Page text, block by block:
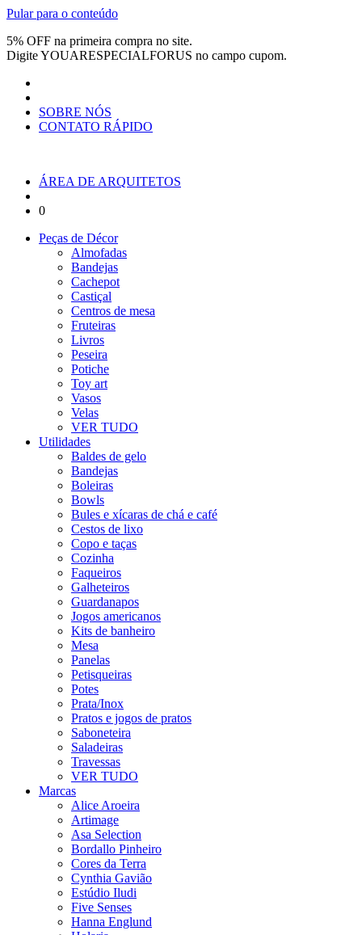
Pular para o conteúdo
5% OFF na primeira compra no site.
DigiteYOUARESPECIALFORUS no campo cupom.
SOBRE NÓS
CONTATO RÁPIDO
ÁREA DE ARQUITETOS
0
Peças de Décor
Almofadas
Bandejas
Cachepot
Castiçal
Centros de mesa
Fruteiras
Livros
Peseira
Potiche
Toy art
Vasos
Velas
VER TUDO
Utilidades
Baldes de gelo
Bandejas
Boleiras
Bowls
Bules e xícaras de chá e café
Cestos de lixo
Copo e taças
Cozinha
Faqueiros
Galheteiros
Guardanapos
Jogos americanos
Kits de banheiro
Mesa
Panelas
Petisqueiras
Potes
Prata/Inox
Pratos e jogos de pratos
Saboneteira
Saladeiras
Travessas
VER TUDO
Marcas
Alice Aroeira
Artimage
Asa Selection
Bordallo Pinheiro
Cores da Terra
Cynthia Gavião
Estúdio Iludi
Five Senses
Hanna Englund